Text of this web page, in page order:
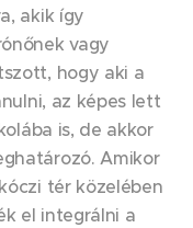
akik így
vagy
hogy aki a
az képes lett
is, de akkor
Amikor
tér közelében
el integrálni a